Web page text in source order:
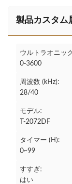
製品カスタム
ウルトラオニッ
0-3600
周波数 (kHz):
28/40
モデル:
T-2072DF
タイマー (H):
0~99
すすぎ:
はい